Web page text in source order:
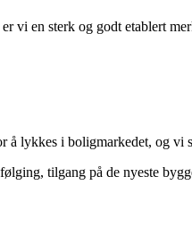
vi en sterk og godt etablert
å lykkes i boligmarkedet, og vi
tilgang på de nyeste